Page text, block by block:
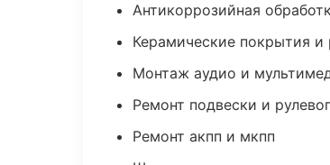
Антикоррозийная
Керамические покрытия и
Монтаж аудио и
Ремонт подвески и
Ремонт акпп и мкпп